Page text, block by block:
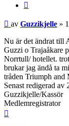
Inlägg
av Guzzikjelle »
Nu är det ändrat till
Guzzi o Trajaåkare
Norrtull/ hotellet.
brukar jag ändå ta
tråden Triumph and
Senast redigerad av
Guzzikjelle/Kassör
Medlemregistrator